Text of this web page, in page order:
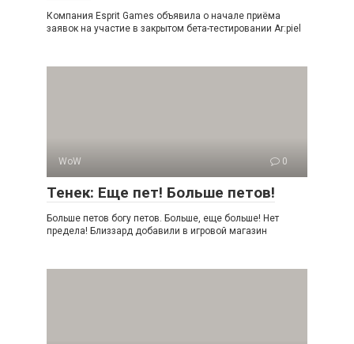
Компания Esprit Games объявила о начале приёма
заявок на участие в закрытом бета-тестировании Ar:piel
WoW 0
Тенек: Еще пет! Больше петов!
Больше петов богу петов. Больше, еще больше! Нет
предела! Близзард добавили в игровой магазин